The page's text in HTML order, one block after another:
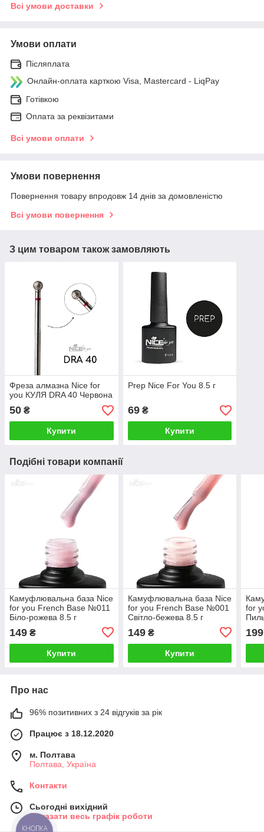
Всі умови доставки
Умови оплати
Післяплата
Онлайн-оплата карткою Visa, Mastercard - LiqPay
Готівкою
Оплата за реквізитами
Всі умови оплати
Умови повернення
Повернення товару впродовж 14 днів за домовленістю
Всі умови повернення
З цим товаром також замовляють
Фреза алмазна Nice for
you КУЛЯ DRA 40 Червона
50 ₴
Купити
Prep Nice For You 8.5 г
69₴
Купити
Подібні товари компанії
Камуфлювальна база Nice
for you French Base №011
Біло-рожева 8.5 г
149 ₴
Купити
Камуфлювальна база Nice
for you French Base №001
Світло-бежева 8.5 г
149₴
Купити
for
199
Про нас
96% позитивних з 24 відгуків за рік
Працює з 18.12.2020
м. Полтава
Полтава, Україна
Контакти
Сьогодні вихідний
Показати весь графік роботи
КНОПКА